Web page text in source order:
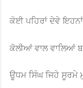
ਕੋਈ ਪਹਿਰਾਂ ਦੇਵੇ
ਕੋਲੀਆਂ ਵਾਲ ਵਾਲਿਆਂ
ਊਧਮ ਸਿੰਘ ਜਿਹੇ